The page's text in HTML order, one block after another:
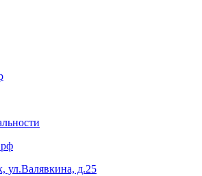
ул.Валявкина, д.25